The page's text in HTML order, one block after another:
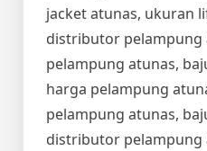
jacket atunas, ukuran
distributor pelampung
pelampung atunas,
harga pelampung
pelampung atunas,
distributor pelampung